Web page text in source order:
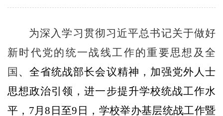
为深入学习贯彻习近平总书记关于做好
新时代党的统一战线工作的重要思想及全
国 、全省统战部长会议精神，加强党外人士
思想政治引领，进一步提升学校统战工作水
平， 7月8 日至9 日，学校举办基层统战工作暨